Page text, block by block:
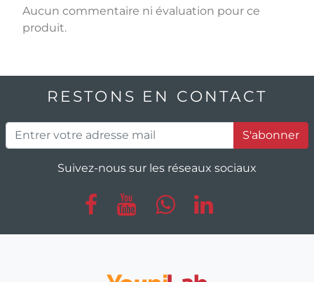
Aucun commentaire ni évaluation pour ce
produit.
RESTONS EN CONTACT
S'abonner
Suivez-nous sur les réseaux sociaux